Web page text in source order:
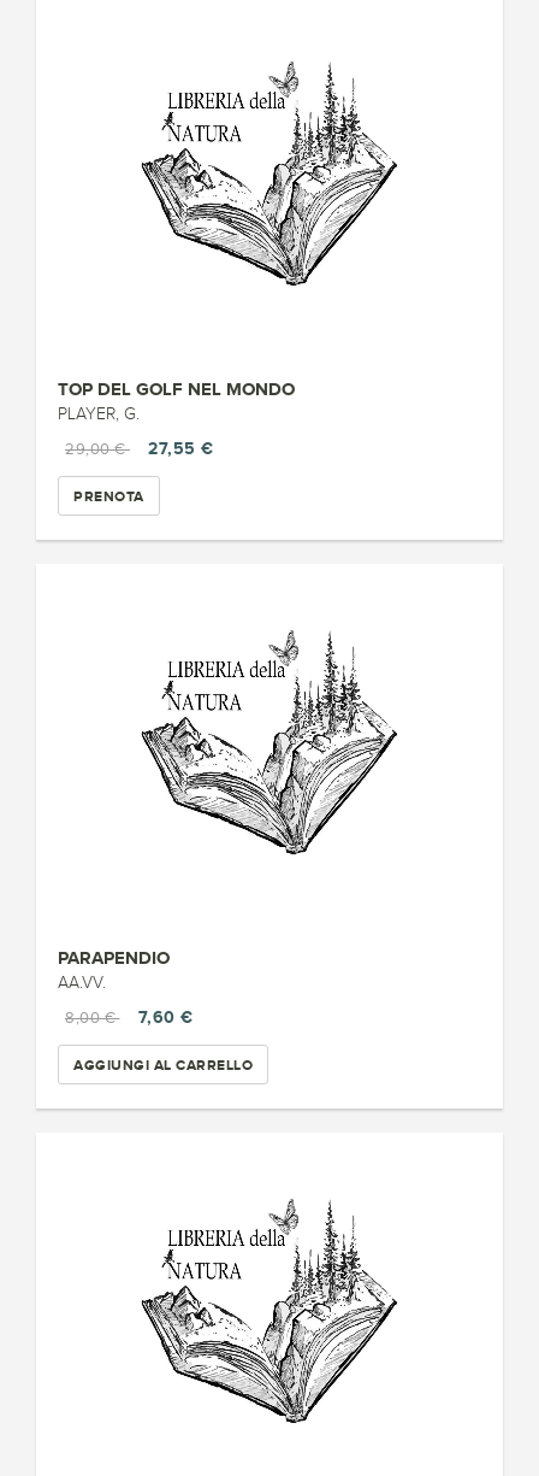
TOP DEL GOLF NEL MONDO
PLAYER, G.
29,00 €
27,55 €
PRENOTA
PARAPENDIO
AA.VV.
8,00 €
7,60 €
AGGIUNGI AL CARRELLO